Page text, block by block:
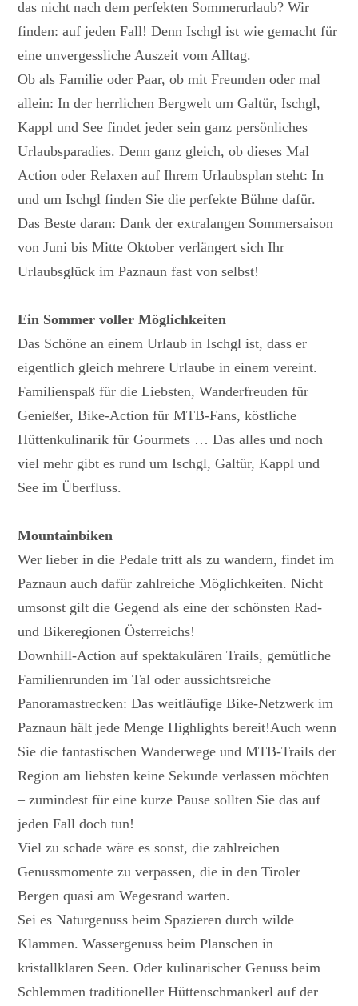
das nicht nach dem perfekten Sommerurlaub? Wir
finden: auf jeden Fall! Denn Ischgl ist wie gemacht für
eine unvergessliche Auszeit vom Alltag.
Ob als Familie oder Paar, ob mit Freunden oder mal
allein: In der herrlichen Bergwelt um Galtür, Ischgl,
Kappl und See findet jeder sein ganz persönliches
Urlaubsparadies. Denn ganz gleich, ob dieses Mal
Action oder Relaxen auf Ihrem Urlaubsplan steht: In
und um Ischgl finden Sie die perfekte Bühne dafür.
Das Beste daran: Dank der extralangen Sommersaison
von Juni bis Mitte Oktober verlängert sich Ihr
Urlaubsglück im Paznaun fast von selbst!
Ein Sommer voller Möglichkeiten
Das Schöne an einem Urlaub in Ischgl ist, dass er
eigentlich gleich mehrere Urlaube in einem vereint.
Familienspaß für die Liebsten, Wanderfreuden für
Genießer, Bike-Action für MTB-Fans, köstliche
Hüttenkulinarik für Gourmets … Das alles und noch
viel mehr gibt es rund um Ischgl, Galtür, Kappl und
See im Überfluss.
Mountainbiken
Wer lieber in die Pedale tritt als zu wandern, findet im
Paznaun auch dafür zahlreiche Möglichkeiten. Nicht
umsonst gilt die Gegend als eine der schönsten Rad-
und Bikeregionen Österreichs!
Downhill-Action auf spektakulären Trails, gemütliche
Familienrunden im Tal oder aussichtsreiche
Panoramastrecken: Das weitläufige Bike-Netzwerk im
Paznaun hält jede Menge Highlights bereit!Auch wenn
Sie die fantastischen Wanderwege und MTB-Trails der
Region am liebsten keine Sekunde verlassen möchten
– zumindest für eine kurze Pause sollten Sie das auf
jeden Fall doch tun!
Viel zu schade wäre es sonst, die zahlreichen
Genussmomente zu verpassen, die in den Tiroler
Bergen quasi am Wegesrand warten.
Sei es Naturgenuss beim Spazieren durch wilde
Klammen. Wassergenuss beim Planschen in
kristallklaren Seen. Oder kulinarischer Genuss beim
Schlemmen traditioneller Hüttenschmankerl auf der